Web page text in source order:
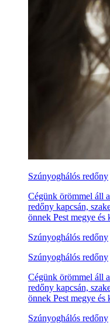
Szúnyoghálós redőny
Cégünk örömmel áll
redőny kapcsán,
önnek Pest megye és
Szúnyoghálós redőny
Szúnyoghálós redőny
Cégünk örömmel áll
redőny kapcsán,
önnek Pest megye és
Szúnyoghálós redőny